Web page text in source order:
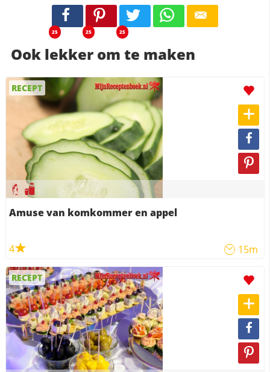
25 25 25
Ook lekker om te maken
RECEPT
Amuse van komkommer en appel
4 15m
RECEPT